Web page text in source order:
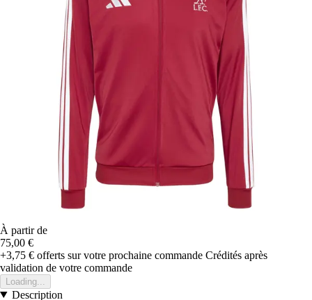
À partir de
75,00 €
+3,75 € offerts sur votre prochaine commande Crédités après
validation de votre commande
Loading...
Description